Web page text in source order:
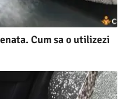
Cum sa o utilizezi